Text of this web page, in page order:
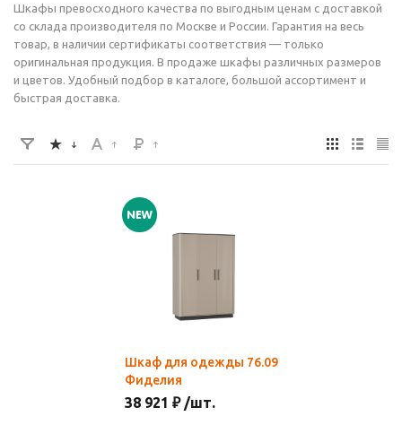
Шкафы превосходного качества по выгодным ценам с доставкой
со склада производителя по Москве и России. Гарантия на весь
товар, в наличии сертификаты соответствия — только
оригинальная продукция. В продаже шкафы различных размеров
и цветов. Удобный подбор в каталоге, большой ассортимент и
быстрая доставка.
Шкаф для одежды 76.09
Фиделия
38 921 ₽ /шт.